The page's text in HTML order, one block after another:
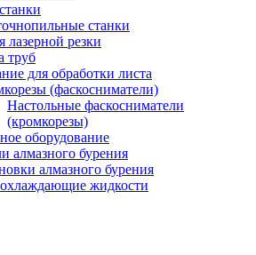
станки
лазерной резки
труб
для обработки листа
(фаскосниматели)
Настольные фаскосниматели
(кромкорезы)
оборудование
алмазного бурения
алмазного бурения
жидкости